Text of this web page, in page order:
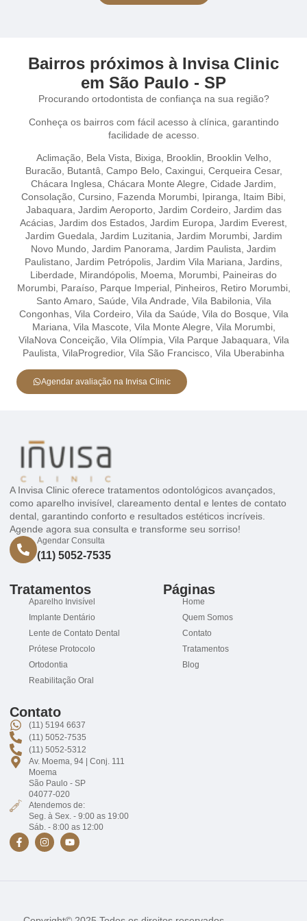
Bairros próximos à Invisa Clinic
em São Paulo - SP
Procurando ortodontista de confiança na sua região?
Conheça os bairros com fácil acesso à clínica, garantindo
facilidade de acesso.
Aclimação, Bela Vista, Bixiga, Brooklin, Brooklin Velho,
Buracão, Butantâ, Campo Belo, Caxingui, Cerqueira Cesar,
Chácara Inglesa, Chácara Monte Alegre, Cidade Jardim,
Consolação, Cursino, Fazenda Morumbi, Ipiranga, Itaim Bibi,
Jabaquara, Jardim Aeroporto, Jardim Cordeiro, Jardim das
Acácias, Jardim dos Estados, Jardim Europa, Jardim Everest,
Jardim Guedala, Jardim Luzitania, Jardim Morumbi, Jardim
Novo Mundo, Jardim Panorama, Jardim Paulista, Jardim
Paulistano, Jardim Petrópolis, Jardim Vila Mariana, Jardins,
Liberdade, Mirandópolis, Moema, Morumbi, Paineiras do
Morumbi, Paraíso, Parque Imperial, Pinheiros, Retiro Morumbi,
Santo Amaro, Saúde, Vila Andrade, Vila Babilonia, Vila
Congonhas, Vila Cordeiro, Vila da Saúde, Vila do Bosque, Vila
Mariana, Vila Mascote, Vila Monte Alegre, Vila Morumbi,
VilaNova Conceição, Vila Olímpia, Vila Parque Jabaquara, Vila
Paulista, VilaProgredior, Vila São Francisco, Vila Uberabinha
Agendar avaliação na Invisa Clinic
A Invisa Clinic oferece tratamentos odontológicos avançados,
como aparelho invisível, clareamento dental e lentes de contato
dental, garantindo conforto e resultados estéticos incríveis.
Agende agora sua consulta e transforme seu sorriso!
Agendar Consulta
(11) 5052-7535
Tratamentos
Aparelho Invisível
Implante Dentário
Lente de Contato Dental
Prótese Protocolo
Ortodontia
Reabilitação Oral
Páginas
Home
Quem Somos
Contato
Tratamentos
Blog
Contato
(11) 5194 6637
(11) 5052-7535
(11) 5052-5312
Av. Moema, 94 | Conj. 111
Moema
São Paulo - SP
04077-020
Atendemos de:
Seg. à Sex. - 9:00 as 19:00
Sáb. - 8:00 as 12:00